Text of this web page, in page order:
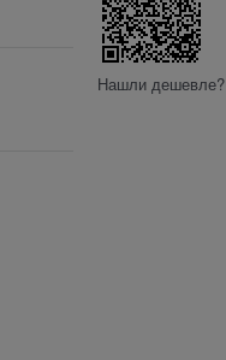
Нашли дешевле?